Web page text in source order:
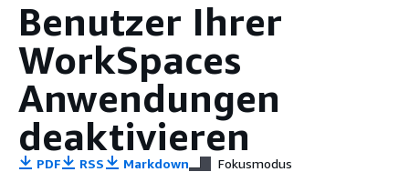
Benutzer Ihrer
WorkSpaces
Anwendungen
deaktivieren
PDF RSS Markdown Fokusmodus